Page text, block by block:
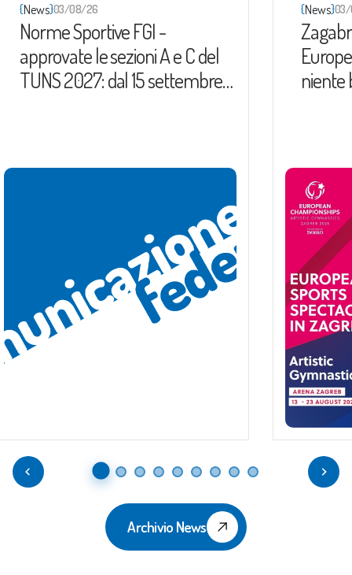
News}03/08/26
Norme Sportive FGI -
approvate le sezioni A e C del
TUNS 2027: dal 15 settembre
News}03/
niente
Archivio News